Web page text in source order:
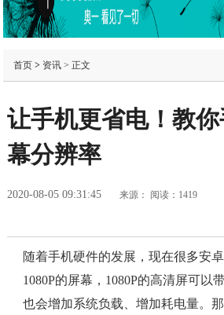
首页> 资讯> 正文
让手机更省电！教
幕分辨率
2020-08-05 09:31:45 来源： 阅读：1419
随着手机硬件的发展，现在很多安
1080P的屏幕，1080P的高清屏可以
也会增加系统负载、增加耗电量。